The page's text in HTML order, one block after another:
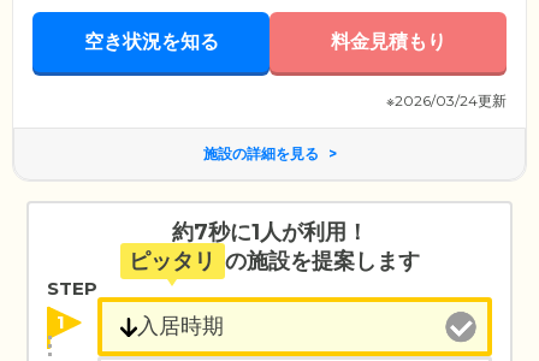
空間になっていますので、ご入居者様それぞれのペースでお過ごしいた
空き状況を知る 料金見積もり
※2026/03/24更新
施設の詳細を見る
約7秒に1人が利用！
ピッタリ の施設を提案します
STEP
1